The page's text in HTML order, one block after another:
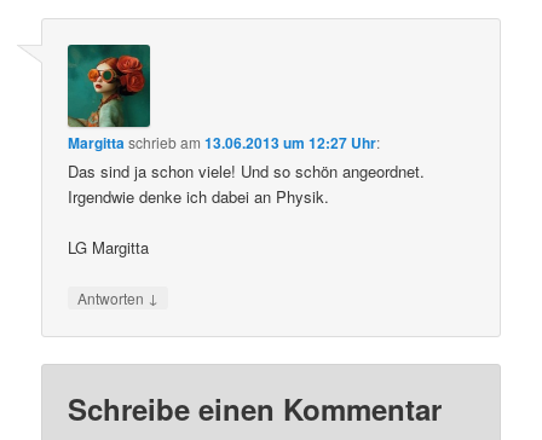
Margittaschriebam13.06.2013 um 12:27 Uhr:
Das sind ja schon viele! Und so schön angeordnet.
Irgendwie denke ich dabei an Physik.
LG Margitta
Antworten ↓
Schreibe einen Kommentar